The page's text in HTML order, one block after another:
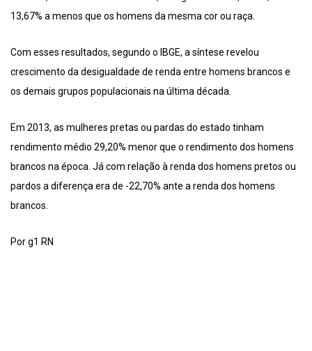
13,67% a menos que os homens da mesma cor ou raça.
Com esses resultados, segundo o IBGE, a síntese revelou
crescimento da desigualdade de renda entre homens brancos e
os demais grupos populacionais na última década.
Em 2013, as mulheres pretas ou pardas do estado tinham
rendimento médio 29,20% menor que o rendimento dos homens
brancos na época. Já com relação à renda dos homens pretos ou
pardos a diferença era de -22,70% ante a renda dos homens
brancos.
Por g1 RN